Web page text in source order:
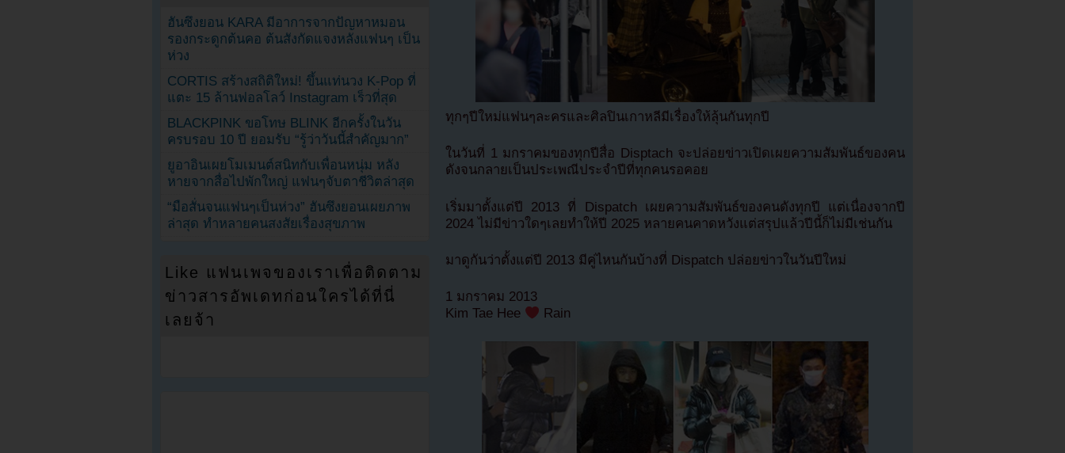
ทุกๆปีใหม่แฟนๆละครและศิลปินเกาหลีมีเรื่องให้ลุ้นกันทุกปี
ในวันที่ 1 มกราคมของทุกปีสื่อ Disptach จะปล่อยข่าวเปิดเผยความสัมพันธ์ของคน
ดังจนกลายเป็นประเพณีประจำปีที่ทุกคนรอคอย
เริ่มมาตั้งแต่ปี 2013 ที่ Dispatch เผยความสัมพันธ์ของคนดังทุกปี แต่เนื่องจากปี
2024 ไม่มีข่าวใดๆเลยทำให้ปี 2025 หลายคนคาดหวังแต่สรุปแล้วปีนี้ก็ไม่มีเช่นกัน
มาดูกันว่าตั้งแต่ปี 2013 มีคู่ไหนกันบ้างที่ Dispatch ปล่อยข่าวในวันปีใหม่
1 มกราคม 2013
Kim Tae Hee
Rain
ฮันซึงยอน KARA มีอาการจากปัญหาหมอน
รองกระดูกต้นคอ ต้นสังกัดแจงหลังแฟนๆ เป็น
ห่วง
CORTIS สร้างสถิติใหม่! ขึ้นแท่นวง K-Pop ที่
แตะ 15 ล้านฟอลโลว์ Instagram เร็วที่สุด
BLACKPINK ขอโทษ BLINK อีกครั้งในวัน
ครบรอบ 10 ปี ยอมรับ “รู้ว่าวันนี้สำคัญมาก”
ยูอาอินเผยโมเมนต์สนิทกับเพื่อนหนุ่ม หลัง
หายจากสื่อไปพักใหญ่ แฟนๆจับตาชีวิตล่าสุด
“มือสั่นจนแฟนๆเป็นห่วง” ฮันซึงยอนเผยภาพ
ล่าสุด ทำหลายคนสงสัยเรื่องสุขภาพ
Like แฟนเพจของเราเพื่อติดตาม
ข่าวสารอัพเดทก่อนใครได้ที่นี่
เลยจ้า